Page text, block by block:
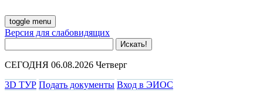
toggle menu
Версия для слабовидящих
СЕГОДНЯ 06.08.2026 Четверг
3D ТУР Подать документы Вход в ЭИОС